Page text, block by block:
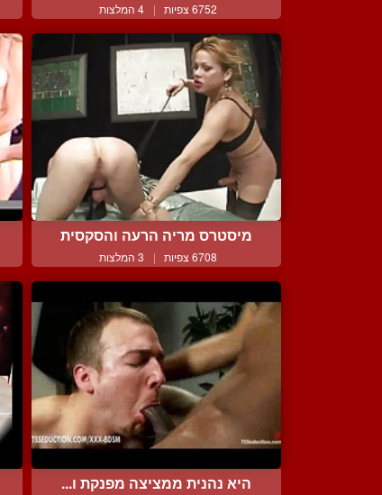
6752 צפיות | 4 המלצות
מיסטרס מריה הרעה והסקסית
6708 צפיות | 3 המלצות
היא נהנית ממציצה מפנקת ו...